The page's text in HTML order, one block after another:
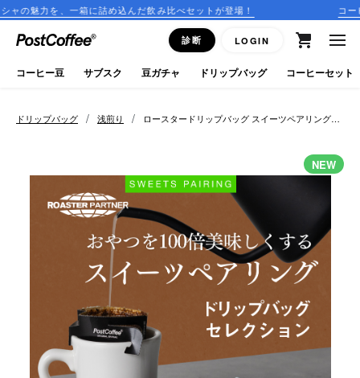
箱に詰め込んだ飲み比べセットが登場！ コーヒーのサブスク
診断 LOGIN
close
ログイン
新規会員登録
商品を探す
keyboard_arrow_right
ドリップバッグ
コーヒーセット
ドリップバッグ / 浅煎り / ロースタードリップバッグ スイーツペアリングセ
レクション
NEW
コーヒー豆 サブスク 豆ガチャ ドリップバッグ コーヒーセット